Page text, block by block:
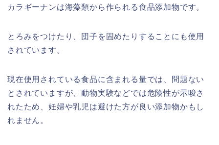
カラギーナンは海藻類から作られる食品添加物です。
とろみをつけたり、団子を固めたりすることにも使用
されています。
現在使用されている食品に含まれる量では、問題ない
とされていますが、動物実験などでは危険性が示唆さ
れたため、妊婦や乳児は避けた方が良い添加物かもし
れません。